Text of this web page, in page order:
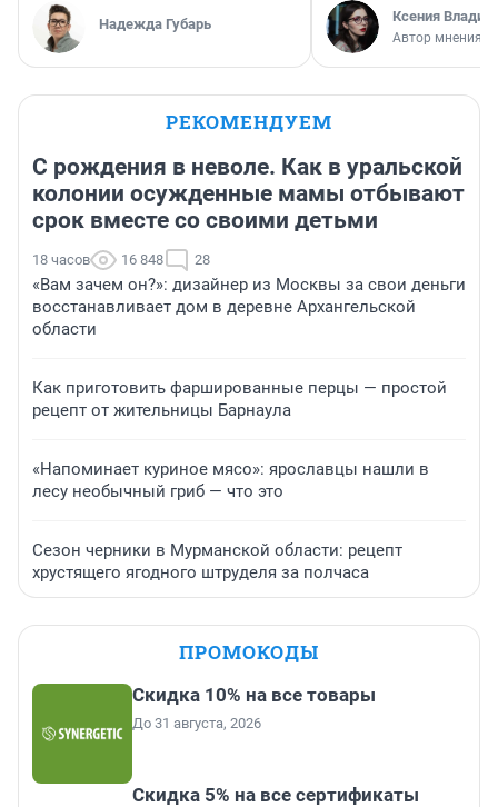
Надежда Губарь Ксения
Автор мнения
РЕКОМЕНДУЕМ
С рождения в неволе. Как в уральской
колонии осужденные мамы отбывают
срок вместе со своими детьми
18 часов 16 848 28
«Вам зачем он?»: дизайнер из Москвы за свои деньги
восстанавливает дом в деревне Архангельской
области
Как приготовить фаршированные перцы — простой
рецепт от жительницы Барнаула
«Напоминает куриное мясо»: ярославцы нашли в
лесу необычный гриб — что это
Сезон черники в Мурманской области: рецепт
хрустящего ягодного штруделя за полчаса
ПРОМОКОДЫ
Скидка 10% на все товары
До 31 августа, 2026
Скидка 5% на все сертификаты